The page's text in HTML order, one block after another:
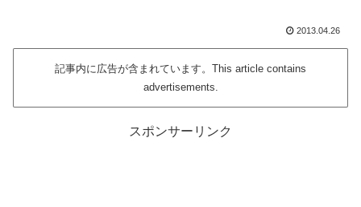
2013.04.26
記事内に広告が含まれています。This article contains
advertisements.
スポンサーリンク